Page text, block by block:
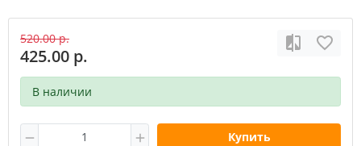
520.00 р.
425.00 р.
В наличии
Купить